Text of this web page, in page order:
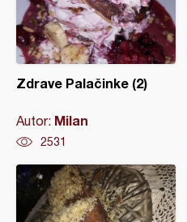
Zdrave Palačinke (2)
Autor: Milan
2531